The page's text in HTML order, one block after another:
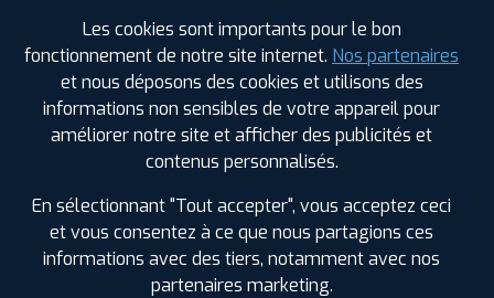
PROFIL PLUSBALANOD
ROUTE DE SAINT AMOUR PRE VAUBIN
39160
BALANOD
0384440422
HORAIRES | +D'INFOS
PROFIL PLUSBELLEVILLE EN
BEAUJOLAIS
93 RUE DES COMPAGNONS69220 BELLEVILLE
Les cookies sont importants pour le bon
fonctionnement de notre site internet. Nos partenaires
et nous déposons des cookies et utilisons des
informations non sensibles de votre appareil pour
améliorer notre site et afficher des publicités et
contenus personnalisés.
En sélectionnant "Tout accepter", vous acceptez ceci
et vous consentez à ce que nous partagions ces
informations avec des tiers, notamment avec nos
partenaires marketing.